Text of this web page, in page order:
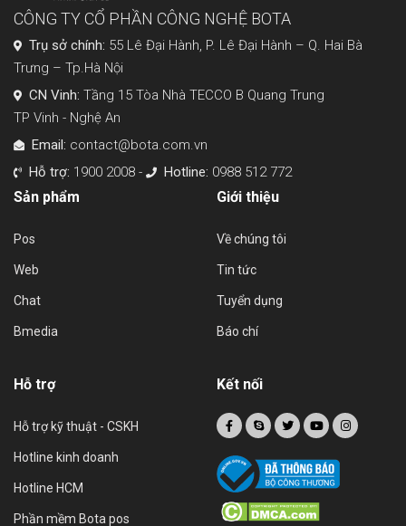
CÔNG TY CỔ PHẦN CÔNG NGHỆ BOTA
Trụ sở chính: 55 Lê Đại Hành, P. Lê Đại Hành – Q. Hai Bà
Trưng – Tp.Hà Nội
CN Vinh: Tầng 15 Tòa Nhà TECCO B Quang Trung
TP Vinh - Nghệ An
Email: contact@bota.com.vn
Hỗ trợ: 1900 2008 - Hotline: 0988 512 772
Sản phẩm
Pos
Web
Chat
Bmedia
Giới thiệu
Về chúng tôi
Tin tức
Tuyển dụng
Báo chí
Hỗ trợ
Hỗ trợ kỹ thuật - CSKH
Hotline kinh doanh
Hotline HCM
Phần mềm Bota pos
Kết nối